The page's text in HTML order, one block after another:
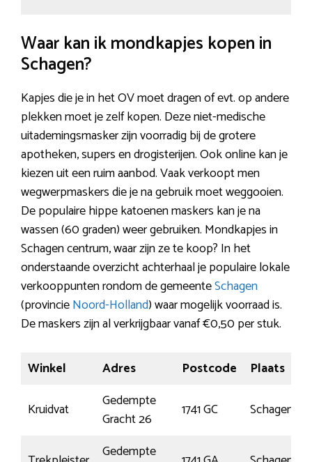
Waar kan ik mondkapjes kopen in
Schagen?
Kapjes die je in het OV moet dragen of evt. op andere
plekken moet je zelf kopen. Deze niet-medische
uitademingsmasker zijn voorradig bij de grotere
apotheken, supers en drogisterijen. Ook online kan je
kiezen uit een ruim aanbod. Vaak verkoopt men
wegwerpmaskers die je na gebruik moet weggooien.
De populaire hippe katoenen maskers kan je na
wassen (60 graden) weer gebruiken. Mondkapjes in
Schagen centrum, waar zijn ze te koop? In het
onderstaande overzicht achterhaal je populaire lokale
verkooppunten rondom de gemeenteSchagen
(provincieNoord-Holland) waar mogelijk voorraad is.
De maskers zijn al verkrijgbaar vanaf €0,50 per stuk.
Winkel Adres Postcode
Plaats
Kruidvat
Gedempte
Gracht 26
1741 GC Schagen
Gedempte